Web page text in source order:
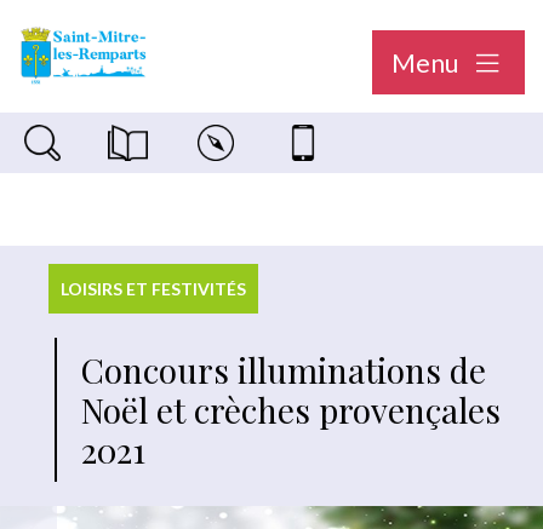
Menu
Recherche sur le siteMagazine municipal "Le Saint-Mitréen"
Carte interactiveNous contacter
LOISIRS ET FESTIVITÉS
Concours illuminations de
Noël et crèches provençales
2021